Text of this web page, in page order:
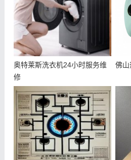
奥特莱斯洗衣机24小时服务维
修
佛山